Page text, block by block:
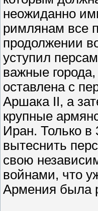
неожиданно
римлянам все
продолжении
уступил
важные
оставлена с
Аршака II, а
крупные
Иран. Только в
вытеснить
свою
войнами, что
Армения была